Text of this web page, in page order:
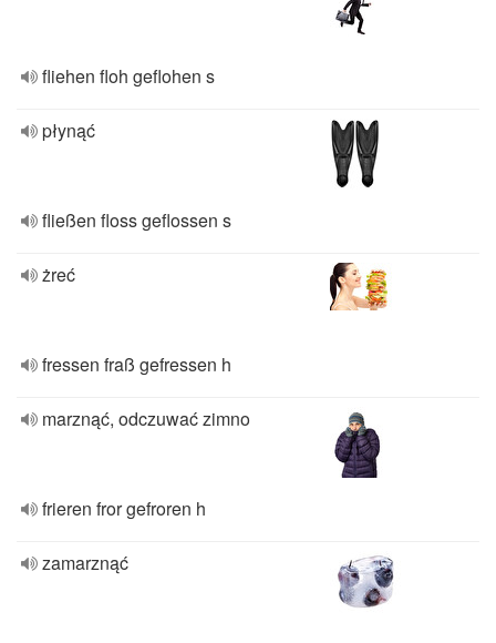
fliehen floh geflohen s
płynąć
fließen floss geflossen s
żreć
fressen fraß gefressen h
marznąć, odczuwać zimno
frieren fror gefroren h
zamarznąć